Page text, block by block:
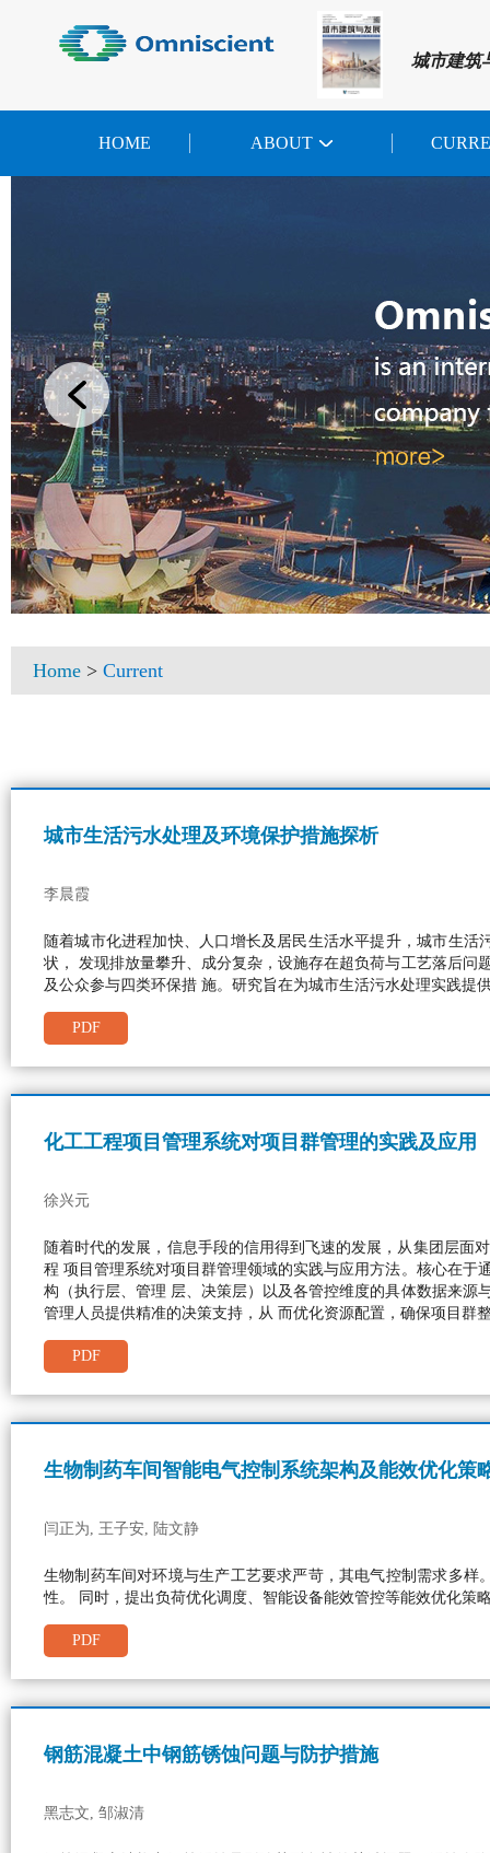
城市建筑
HOME ABOUT
Home > Current
城市生活污水处理及环境保护措施探析
李晨霞
随着城市化进程加快、人口增长及居民生活水平提升，城市生
状， 发现排放量攀升、成分复杂，设施存在超负荷与工艺落后
及公众参与四类环保措 施。研究旨在为城市生活污水处理实践
PDF
化工工程项目管理系统对项目群管理的实践及应用
徐兴元
随着时代的发展，信息手段的信用得到飞速的发展，从集团层面
程 项目管理系统对项目群管理领域的实践与应用方法。核心在
构（执行层、管理 层、决策层）以及各管控维度的具体数据来
管理人员提供精准的决策支持，从 而优化资源配置，确保项目群
PDF
生物制药车间智能电气控制系统架构及能效优化策
闫正为, 王子安, 陆文静
生物制药车间对环境与生产工艺要求严苛，其电气控制需求多
性。 同时，提出负荷优化调度、智能设备能效管控等能效优化策
PDF
钢筋混凝土中钢筋锈蚀问题与防护措施
黑志文, 邹淑清